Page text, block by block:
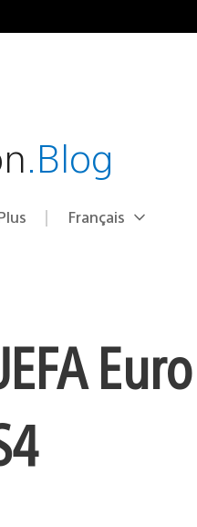
.Blog
Choisir
Région
Français